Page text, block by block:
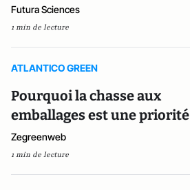
Futura Sciences
1 min de lecture
ATLANTICO GREEN
Pourquoi la chasse aux
emballages est une priorité
Zegreenweb
1 min de lecture